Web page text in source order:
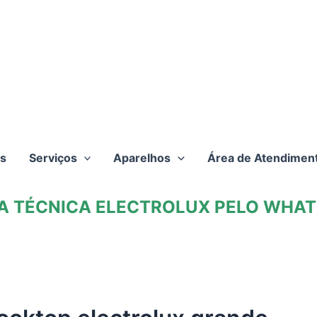
Serviços Aparelhos Área de
TÉCNICA ELECTROLUX PELO